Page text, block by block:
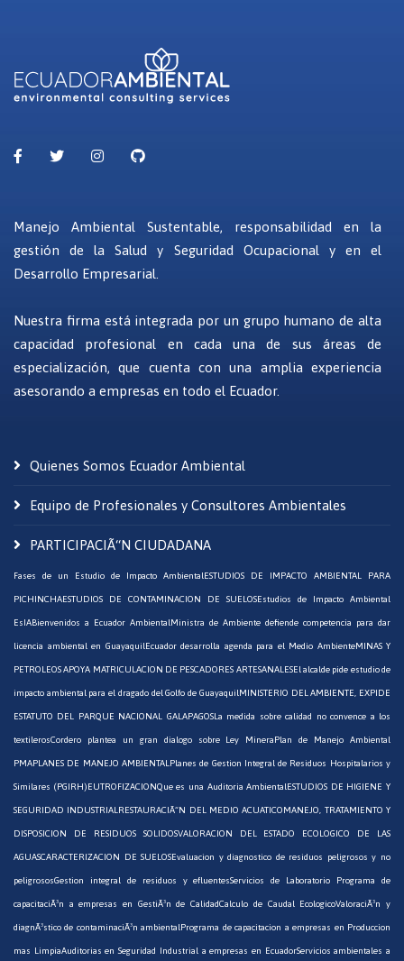
Manejo Ambiental Sustentable, responsabilidad en la
gestión de la Salud y Seguridad Ocupacional y en el
Desarrollo Empresarial.
Nuestra firma está integrada por un grupo humano de alta
capacidad profesional en cada una de sus áreas de
especialización, que cuenta con una amplia experiencia
asesorando a empresas en todo el Ecuador.
Quienes Somos Ecuador Ambiental
Equipo de Profesionales y Consultores Ambientales
PARTICIPACIÃ“N CIUDADANA
Fases de un Estudio de Impacto AmbientalESTUDIOS DE IMPACTO AMBIENTAL PARA
PICHINCHAESTUDIOS DE CONTAMINACION DE SUELOSEstudios de Impacto Ambiental
EsIABienvenidos a Ecuador AmbientalMinistra de Ambiente defiende competencia para dar
licencia ambiental en GuayaquilEcuador desarrolla agenda para el Medio AmbienteMINAS Y
PETROLEOS APOYA MATRICULACION DE PESCADORES ARTESANALESEl alcalde pide estudio de
impacto ambiental para el dragado del Golfo de GuayaquilMINISTERIO DEL AMBIENTE, EXPIDE
ESTATUTO DEL PARQUE NACIONAL GALAPAGOSLa medida sobre calidad no convence a los
textilerosCordero plantea un gran dialogo sobre Ley MineraPlan de Manejo Ambiental
PMAPLANES DE MANEJO AMBIENTALPlanes de Gestion Integral de Residuos Hospitalarios y
Similares (PGIRH)EUTROFIZACIONQue es una Auditoria AmbientalESTUDIOS DE HIGIENE Y
SEGURIDAD INDUSTRIALRESTAURACIÃ“N DEL MEDIO ACUATICOMANEJO, TRATAMIENTO Y
DISPOSICION DE RESIDUOS SOLIDOSVALORACION DEL ESTADO ECOLOGICO DE LAS
AGUASCARACTERIZACION DE SUELOSEvaluacion y diagnostico de residuos peligrosos y no
peligrososGestion integral de residuos y efluentesServicios de Laboratorio Programa de
capacitaciÃ³n a empresas en GestiÃ³n de CalidadCalculo de Caudal EcologicoValoraciÃ³n y
diagnÃ³stico de contaminaciÃ³n ambientalPrograma de capacitacion a empresas en Produccion
mas LimpiaAuditorias en Seguridad Industrial a empresas en EcuadorServicios ambientales a